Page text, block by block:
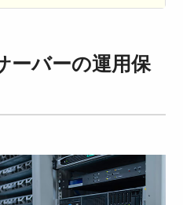
ーバーの運用保